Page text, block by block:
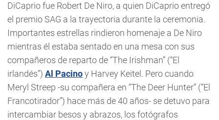
DiCaprio fue Robert De Niro, a quien DiCaprio entregó
el premio SAG a la trayectoria durante la ceremonia.
Importantes estrellas rindieron homenaje a De Niro
mientras él estaba sentado en una mesa con sus
compañeros de reparto de “The Irishman” (“El
irlandés”) Al Pacinoy Harvey Keitel. Pero cuando
Meryl Streep -su compañera en “The Deer Hunter” (“El
Francotirador”) hace más de 40 años- se detuvo para
intercambiar besos y abrazos, los fotógrafos